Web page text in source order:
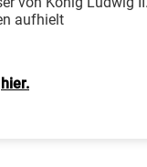
aufhielt
hier.